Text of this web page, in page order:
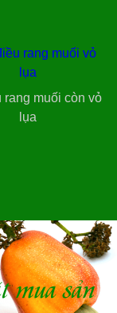
rang muối còn vỏ
lụa
sản